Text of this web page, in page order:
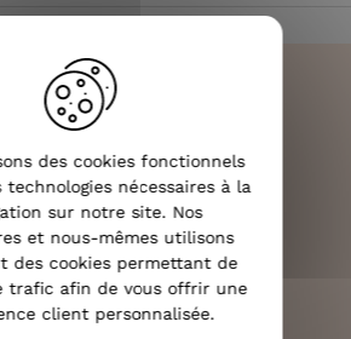
LIVRAISON RAPIDE
OFFERTE DÈS 70€
SOUS 14 JOURS
des cookies fonctionnels
technologies nécessaires à la
sur notre site. Nos
et nous-mêmes utilisons
des cookies permettant de
trafic afin de vous offrir une
client personnalisée.